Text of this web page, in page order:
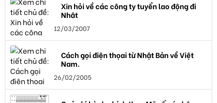
Xin hỏi về các công ty tuyển lao động đi
Nhật
12/03/2007
Cách gọi điện thọai từ Nhật Bản về Việt
Nam.
26/02/2005